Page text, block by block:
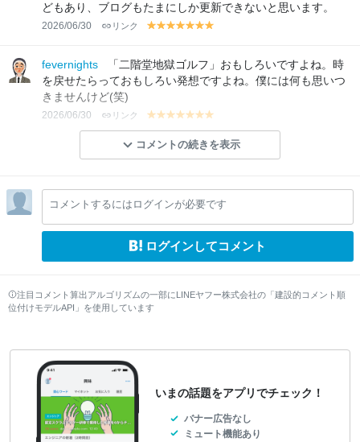
どもあり、ブログもたまにしか更新できないと思います。
2026/06/30 リンク
y
lo
y
lo
w
y
lo
w
y
lo
w
y
lo
w
y
lo
w
lo
w
fevernights
「二階堂地獄ゴルフ」おもしろいですよね。時
を戻せたらっておもしろい発想ですよね。僕には何も思いつ
きませんけど(笑)
2026/06/30 リンク
y
el
lo
y
el
lo
y
el
lo
y
el
lo
y
el
lo
y
el
lo
el
lo
コメントの続きを表示
コメントするにはログインが必要です
ログインしてコメント
注目コメント算出アルゴリズムの一部にLINEヤフー株式会社の「建設的コメント順
位付けモデルAPI」を使用しています
いまの話題をアプリでチェック！
バナー広告なし
ミュート機能あり